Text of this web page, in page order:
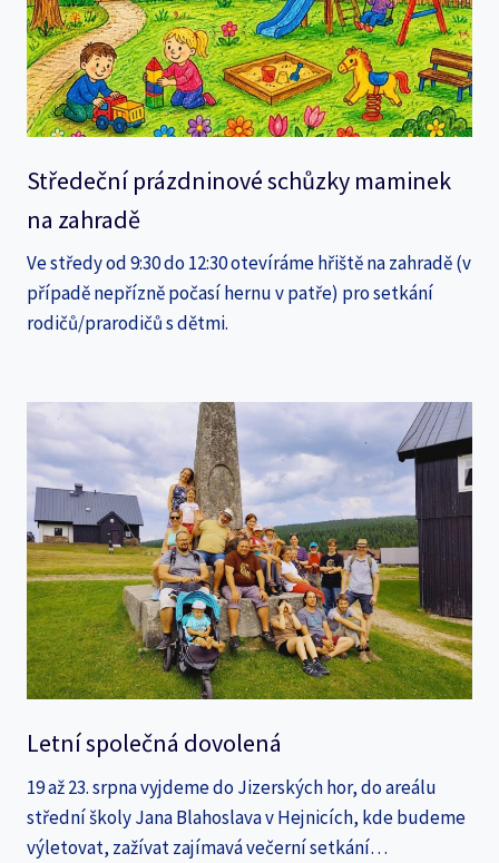
Středeční prázdninové schůzky maminek
na zahradě
Ve středy od 9:30 do 12:30 otevíráme hřiště na zahradě (v
případě nepřízně počasí hernu v patře) pro setkání
rodičů/prarodičů s dětmi.
Letní společná dovolená
19 až 23. srpna vyjdeme do Jizerských hor, do areálu
střední školy Jana Blahoslava v Hejnicích, kde budeme
výletovat, zažívat zajímavá večerní setkání…